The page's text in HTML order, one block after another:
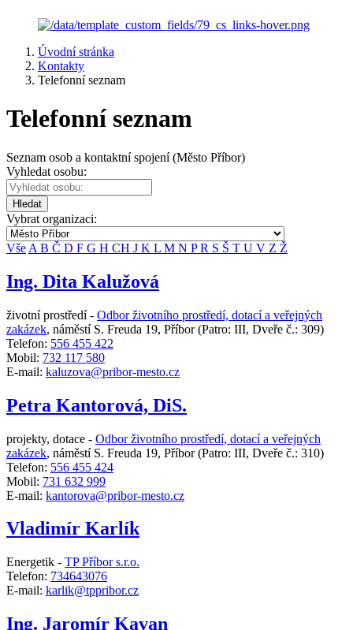
Úvodní stránka
Kontakty
Telefonní seznam
Telefonní seznam
Seznam osob a kontaktní spojení (Město Příbor)
Vyhledat osobu:
Hledat
Vybrat organizaci:
Vše A B Č D F G H CH J K L M N PR S Š T U V Z Ž
Ing. Dita Kalužová
životní prostředí - Odbor životního prostředí, dotací a veřejných
zakázek, náměstí S. Freuda 19, Příbor(Patro: III, Dveře č.: 309)
Telefon: 556 455 422
Mobil: 732 117 580
E-mail: kaluzova@pribor-mesto.cz
Petra Kantorová, DiS.
projekty, dotace - Odbor životního prostředí, dotací a veřejných
zakázek, náměstí S. Freuda 19, Příbor(Patro: III, Dveře č.: 310)
Telefon: 556 455 424
Mobil: 731 632 999
E-mail: kantorova@pribor-mesto.cz
Vladimír Karlík
Energetik - TP Příbor s.r.o.
Telefon: 734643076
E-mail: karlik@tppribor.cz
Ing. Jaromír Kavan